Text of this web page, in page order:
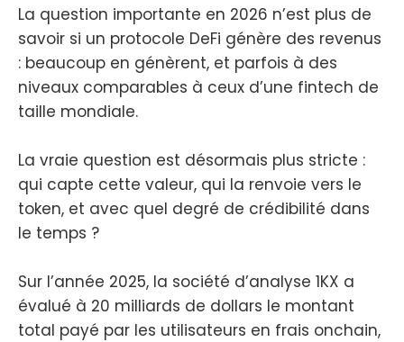
La question importante en 2026 n’est plus de
savoir si un protocole DeFi génère des revenus
: beaucoup en génèrent, et parfois à des
niveaux comparables à ceux d’une fintech de
taille mondiale.
La vraie question est désormais plus stricte :
qui capte cette valeur, qui la renvoie vers le
token, et avec quel degré de crédibilité dans
le temps ?
Sur l’année 2025, la société d’analyse 1KX a
évalué à 20 milliards de dollars le montant
total payé par les utilisateurs en frais onchain,